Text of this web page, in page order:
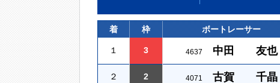
着 枠 ボートレーサー
１ 3 4637 中田 友也
２ 2 4071 古賀 千晶